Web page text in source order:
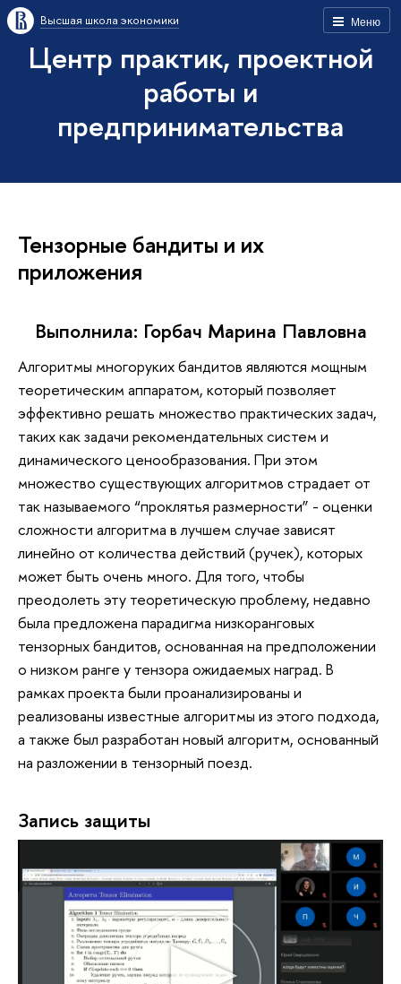
Меню
Высшая школа экономики
Центр практик, проектной
работы и
предпринимательства
Тензорные бандиты и их
приложения
Выполнила: Горбач Марина Павловна
Алгоритмы многоруких бандитов являются мощным
теоретическим аппаратом, который позволяет
эффективно решать множество практических задач,
таких как задачи рекомендательных систем и
динамического ценообразования. При этом
множество существующих алгоритмов страдает от
так называемого “проклятья размерности” - оценки
сложности алгоритма в лучшем случае зависят
линейно от количества действий (ручек), которых
может быть очень много. Для того, чтобы
преодолеть эту теоретическую проблему, недавно
была предложена парадигма низкоранговых
тензорных бандитов, основанная на предположении
о низком ранге у тензора ожидаемых наград. В
рамках проекта были проанализированы и
реализованы известные алгоритмы из этого подхода,
а также был разработан новый алгоритм, основанный
на разложении в тензорный поезд.
Запись защиты